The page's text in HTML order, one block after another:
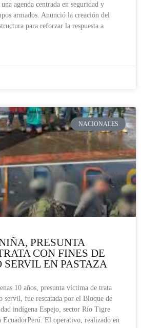
agenda centrada en seguridad y
armados. Anunció la creación del
para reforzar la respuesta a
NACIONALES
PRESUNTA
CON FINES DE
EN PASTAZA
10 años, presunta víctima de trata
servil, fue rescatada por el Bloque de
indígena Espejo, sector Río Tigre
EcuadorPerú. El operativo, realizado en